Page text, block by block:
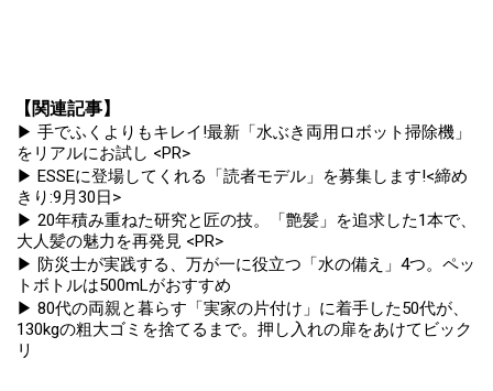
【関連記事】
▶ 手でふくよりもキレイ!最新「水ぶき両用ロボット掃除機」
をリアルにお試し <PR>
▶ ESSEに登場してくれる「読者モデル」を募集します!<締め
きり:9月30日>
▶ 20年積み重ねた研究と匠の技。「艶髪」を追求した1本で、
大人髪の魅力を再発見 <PR>
▶ 防災士が実践する、万が一に役立つ「水の備え」4つ。ペッ
トボトルは500mLがおすすめ
▶ 80代の両親と暮らす「実家の片付け」に着手した50代が、
130kgの粗大ゴミを捨てるまで。押し入れの扉をあけてビック
リ